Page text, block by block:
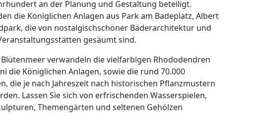
an der Planung und Gestaltung beteiligt.
die Königlichen Anlagen aus Park am Badeplatz, Albert
die von nostalgischschöner Bäderarchitektur und
gesäumt sind.
verwandeln die vielfarbigen Rhododendren
die Königlichen Anlagen, sowie die rund 70.000
die je nach Jahreszeit nach historischen Pflanzmustern
Lassen Sie sich von erfrischenden Wasserspielen,
Themengärten und seltenen Gehölzen